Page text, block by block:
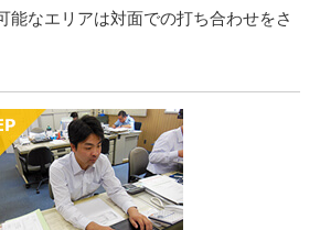
能なエリアは対面での打ち合わせをさ